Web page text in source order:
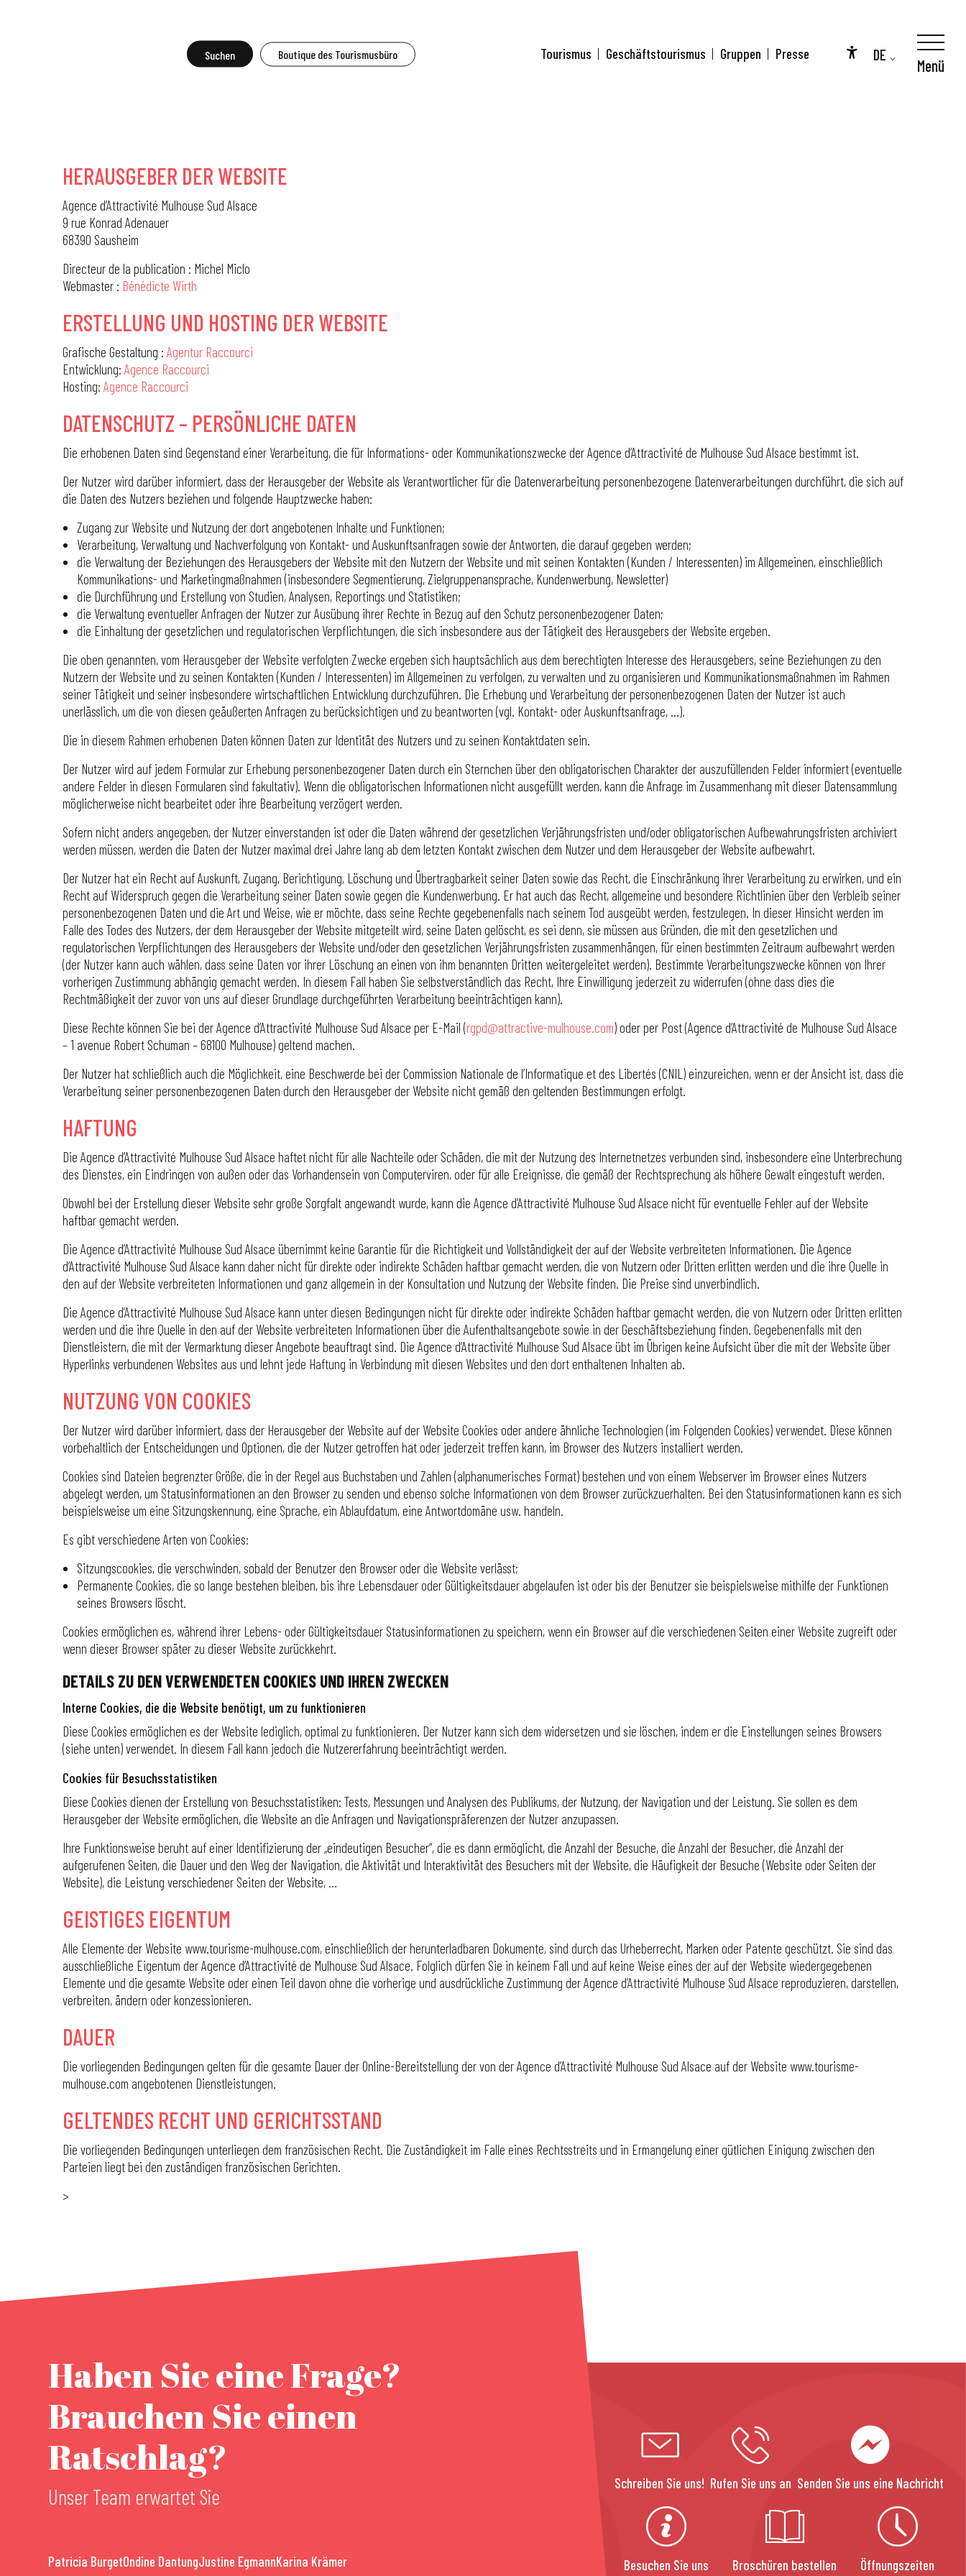
Boutique des Tourismusbüro
Accessibilité
Suche DE
Tourismus Geschäftstourismus Gruppen Presse
Menü
Rechtliche Hinweise
HERAUSGEBER DER WEBSITE
Agence d’Attractivité Mulhouse Sud Alsace
9 rue Konrad Adenauer
68390 Sausheim
Directeur de la publication : Michel Miclo
Webmaster : Bénédicte Wirth
ERSTELLUNG UND HOSTING DER WEBSITE
Grafische Gestaltung : Agentur Raccourci
Entwicklung: Agence Raccourci
Hosting: Agence Raccourci
DATENSCHUTZ – PERSÖNLICHE DATEN
Die erhobenen Daten sind Gegenstand einer Verarbeitung, die für Informations- oder Kommunikationszwecke der Agence d’Attractivité de Mulhouse Sud Alsace bestimmt ist.
Der Nutzer wird darüber informiert, dass der Herausgeber der Website als Verantwortlicher für die Datenverarbeitung personenbezogene Datenverarbeitungen durchführt, die sich auf
die Daten des Nutzers beziehen und folgende Hauptzwecke haben:
Zugang zur Website und Nutzung der dort angebotenen Inhalte und Funktionen;
Verarbeitung, Verwaltung und Nachverfolgung von Kontakt- und Auskunftsanfragen sowie der Antworten, die darauf gegeben werden;
die Verwaltung der Beziehungen des Herausgebers der Website mit den Nutzern der Website und mit seinen Kontakten (Kunden / Interessenten) im Allgemeinen, einschließlich
Kommunikations- und Marketingmaßnahmen (insbesondere Segmentierung, Zielgruppenansprache, Kundenwerbung, Newsletter)
die Durchführung und Erstellung von Studien, Analysen, Reportings und Statistiken;
die Verwaltung eventueller Anfragen der Nutzer zur Ausübung ihrer Rechte in Bezug auf den Schutz personenbezogener Daten;
die Einhaltung der gesetzlichen und regulatorischen Verpflichtungen, die sich insbesondere aus der Tätigkeit des Herausgebers der Website ergeben.
Die oben genannten, vom Herausgeber der Website verfolgten Zwecke ergeben sich hauptsächlich aus dem berechtigten Interesse des Herausgebers, seine Beziehungen zu den
Nutzern der Website und zu seinen Kontakten (Kunden / Interessenten) im Allgemeinen zu verfolgen, zu verwalten und zu organisieren und Kommunikationsmaßnahmen im Rahmen
seiner Tätigkeit und seiner insbesondere wirtschaftlichen Entwicklung durchzuführen. Die Erhebung und Verarbeitung der personenbezogenen Daten der Nutzer ist auch
unerlässlich, um die von diesen geäußerten Anfragen zu berücksichtigen und zu beantworten (vgl. Kontakt- oder Auskunftsanfrage, …).
Die in diesem Rahmen erhobenen Daten können Daten zur Identität des Nutzers und zu seinen Kontaktdaten sein.
Der Nutzer wird auf jedem Formular zur Erhebung personenbezogener Daten durch ein Sternchen über den obligatorischen Charakter der auszufüllenden Felder informiert (eventuelle
andere Felder in diesen Formularen sind fakultativ). Wenn die obligatorischen Informationen nicht ausgefüllt werden, kann die Anfrage im Zusammenhang mit dieser Datensammlung
möglicherweise nicht bearbeitet oder ihre Bearbeitung verzögert werden.
Sofern nicht anders angegeben, der Nutzer einverstanden ist oder die Daten während der gesetzlichen Verjährungsfristen und/oder obligatorischen Aufbewahrungsfristen archiviert
werden müssen, werden die Daten der Nutzer maximal drei Jahre lang ab dem letzten Kontakt zwischen dem Nutzer und dem Herausgeber der Website aufbewahrt.
Der Nutzer hat ein Recht auf Auskunft, Zugang, Berichtigung, Löschung und Übertragbarkeit seiner Daten sowie das Recht, die Einschränkung ihrer Verarbeitung zu erwirken, und ein
Recht auf Widerspruch gegen die Verarbeitung seiner Daten sowie gegen die Kundenwerbung. Er hat auch das Recht, allgemeine und besondere Richtlinien über den Verbleib seiner
personenbezogenen Daten und die Art und Weise, wie er möchte, dass seine Rechte gegebenenfalls nach seinem Tod ausgeübt werden, festzulegen. In dieser Hinsicht werden im
Falle des Todes des Nutzers, der dem Herausgeber der Website mitgeteilt wird, seine Daten gelöscht, es sei denn, sie müssen aus Gründen, die mit den gesetzlichen und
regulatorischen Verpflichtungen des Herausgebers der Website und/oder den gesetzlichen Verjährungsfristen zusammenhängen, für einen bestimmten Zeitraum aufbewahrt werden
(der Nutzer kann auch wählen, dass seine Daten vor ihrer Löschung an einen von ihm benannten Dritten weitergeleitet werden). Bestimmte Verarbeitungszwecke können von Ihrer
vorherigen Zustimmung abhängig gemacht werden. In diesem Fall haben Sie selbstverständlich das Recht, Ihre Einwilligung jederzeit zu widerrufen (ohne dass dies die
Rechtmäßigkeit der zuvor von uns auf dieser Grundlage durchgeführten Verarbeitung beeinträchtigen kann).
Diese Rechte können Sie bei der Agence d’Attractivité Mulhouse Sud Alsace per E-Mail (rgpd@attractive-mulhouse.com) oder per Post (Agence d’Attractivité de Mulhouse Sud Alsace
– 1 avenue Robert Schuman – 68100 Mulhouse) geltend machen.
Der Nutzer hat schließlich auch die Möglichkeit, eine Beschwerde bei der Commission Nationale de l’Informatique et des Libertés (CNIL) einzureichen, wenn er der Ansicht ist, dass die
Verarbeitung seiner personenbezogenen Daten durch den Herausgeber der Website nicht gemäß den geltenden Bestimmungen erfolgt.
HAFTUNG
Die Agence d’Attractivité Mulhouse Sud Alsace haftet nicht für alle Nachteile oder Schäden, die mit der Nutzung des Internetnetzes verbunden sind, insbesondere eine Unterbrechung
des Dienstes, ein Eindringen von außen oder das Vorhandensein von Computerviren, oder für alle Ereignisse, die gemäß der Rechtsprechung als höhere Gewalt eingestuft werden.
Obwohl bei der Erstellung dieser Website sehr große Sorgfalt angewandt wurde, kann die Agence d’Attractivité Mulhouse Sud Alsace nicht für eventuelle Fehler auf der Website
haftbar gemacht werden.
Die Agence d’Attractivité Mulhouse Sud Alsace übernimmt keine Garantie für die Richtigkeit und Vollständigkeit der auf der Website verbreiteten Informationen. Die Agence
d’Attractivité Mulhouse Sud Alsace kann daher nicht für direkte oder indirekte Schäden haftbar gemacht werden, die von Nutzern oder Dritten erlitten werden und die ihre Quelle in
den auf der Website verbreiteten Informationen und ganz allgemein in der Konsultation und Nutzung der Website finden. Die Preise sind unverbindlich.
Die Agence d’Attractivité Mulhouse Sud Alsace kann unter diesen Bedingungen nicht für direkte oder indirekte Schäden haftbar gemacht werden, die von Nutzern oder Dritten erlitten
werden und die ihre Quelle in den auf der Website verbreiteten Informationen über die Aufenthaltsangebote sowie in der Geschäftsbeziehung finden. Gegebenenfalls mit den
Dienstleistern, die mit der Vermarktung dieser Angebote beauftragt sind. Die Agence d’Attractivité Mulhouse Sud Alsace übt im Übrigen keine Aufsicht über die mit der Website über
Hyperlinks verbundenen Websites aus und lehnt jede Haftung in Verbindung mit diesen Websites und den dort enthaltenen Inhalten ab.
NUTZUNG VON COOKIES
Der Nutzer wird darüber informiert, dass der Herausgeber der Website auf der Website Cookies oder andere ähnliche Technologien (im Folgenden Cookies) verwendet. Diese können
vorbehaltlich der Entscheidungen und Optionen, die der Nutzer getroffen hat oder jederzeit treffen kann, im Browser des Nutzers installiert werden.
Cookies sind Dateien begrenzter Größe, die in der Regel aus Buchstaben und Zahlen (alphanumerisches Format) bestehen und von einem Webserver im Browser eines Nutzers
abgelegt werden, um Statusinformationen an den Browser zu senden und ebenso solche Informationen von dem Browser zurückzuerhalten. Bei den Statusinformationen kann es sich
beispielsweise um eine Sitzungskennung, eine Sprache, ein Ablaufdatum, eine Antwortdomäne usw. handeln.
Es gibt verschiedene Arten von Cookies:
Sitzungscookies, die verschwinden, sobald der Benutzer den Browser oder die Website verlässt;
Permanente Cookies, die so lange bestehen bleiben, bis ihre Lebensdauer oder Gültigkeitsdauer abgelaufen ist oder bis der Benutzer sie beispielsweise mithilfe der Funktionen
seines Browsers löscht.
Cookies ermöglichen es, während ihrer Lebens- oder Gültigkeitsdauer Statusinformationen zu speichern, wenn ein Browser auf die verschiedenen Seiten einer Website zugreift oder
wenn dieser Browser später zu dieser Website zurückkehrt.
DETAILS ZU DEN VERWENDETEN COOKIES UND IHREN ZWECKEN
Interne Cookies, die die Website benötigt, um zu funktionieren
Diese Cookies ermöglichen es der Website lediglich, optimal zu funktionieren. Der Nutzer kann sich dem widersetzen und sie löschen, indem er die Einstellungen seines Browsers
(siehe unten) verwendet. In diesem Fall kann jedoch die Nutzererfahrung beeinträchtigt werden.
Cookies für Besuchsstatistiken
Diese Cookies dienen der Erstellung von Besuchsstatistiken: Tests, Messungen und Analysen des Publikums, der Nutzung, der Navigation und der Leistung. Sie sollen es dem
Herausgeber der Website ermöglichen, die Website an die Anfragen und Navigationspräferenzen der Nutzer anzupassen.
Ihre Funktionsweise beruht auf einer Identifizierung der „eindeutigen Besucher“, die es dann ermöglicht, die Anzahl der Besuche, die Anzahl der Besucher, die Anzahl der
aufgerufenen Seiten, die Dauer und den Weg der Navigation, die Aktivität und Interaktivität des Besuchers mit der Website, die Häufigkeit der Besuche (Website oder Seiten der
Website), die Leistung verschiedener Seiten der Website, …
GEISTIGES EIGENTUM
Alle Elemente der Website www.tourisme-mulhouse.com, einschließlich der herunterladbaren Dokumente, sind durch das Urheberrecht, Marken oder Patente geschützt. Sie sind das
ausschließliche Eigentum der Agence d’Attractivité de Mulhouse Sud Alsace. Folglich dürfen Sie in keinem Fall und auf keine Weise eines der auf der Website wiedergegebenen
Elemente und die gesamte Website oder einen Teil davon ohne die vorherige und ausdrückliche Zustimmung der Agence d’Attractivité Mulhouse Sud Alsace reproduzieren, darstellen,
verbreiten, ändern oder konzessionieren.
DAUER
Die vorliegenden Bedingungen gelten für die gesamte Dauer der Online-Bereitstellung der von der Agence d’Attractivité Mulhouse Sud Alsace auf der Website www.tourisme-
mulhouse.com angebotenen Dienstleistungen.
GELTENDES RECHT UND GERICHTSSTAND
Die vorliegenden Bedingungen unterliegen dem französischen Recht. Die Zuständigkeit im Falle eines Rechtsstreits und in Ermangelung einer gütlichen Einigung zwischen den
Parteien liegt bei den zuständigen französischen Gerichten.
>
Haben Sie eine Frage?
Brauchen Sie einen
Ratschlag?
Unser Team erwartet Sie
Patricia BurgetOndine DantungJustine EgmannKarina Krämer
Schreiben Sie uns! Rufen Sie uns an Senden Sie uns eine Nachricht
Besuchen Sie uns Broschüren bestellen Öffnungszeiten